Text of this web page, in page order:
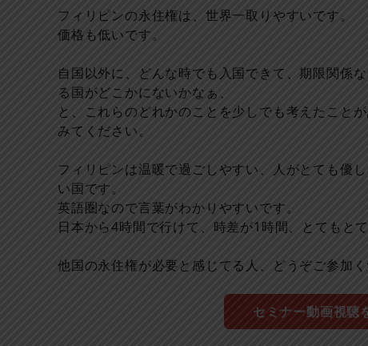
フィリピンの永住権は、世界一取りやすいです。
価格も低いです。
自国以外に、どんな時でも入国できて、期限関係
る国がどこかにないかなぁ、
と、これらのどれかのことを少しでも考えたこと
みてください。
フィリピンは温暖で過ごしやすい、人がとても優
い国です。
英語圏なので言葉がわかりやすいです。
日本から4時間で行けて、時差が1時間、とてもとて
他国の永住権が必要と感じてる人、どうぞご参加く
セミナー動画視聴